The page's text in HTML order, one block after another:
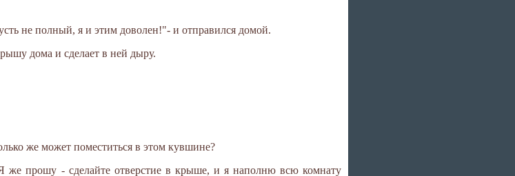
не полный, я и этим доволен!"- и отправился домой.
дома и сделает в ней дыру.
же может поместиться в этом кувшине?
же прошу - сделайте отверстие в крыше, и я наполню всю комнату